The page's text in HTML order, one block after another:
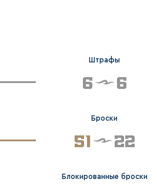
Штрафы
6 6
Броски
51 22
Блокированные броски